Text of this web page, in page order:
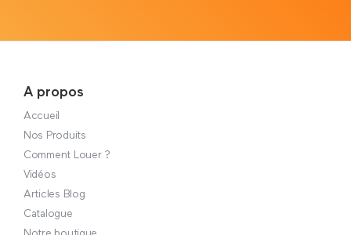
A propos
Accueil
Nos Produits
Comment Louer ?
Vidéos
Articles Blog
Catalogue